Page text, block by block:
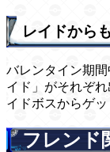
レイドから
バレンタイン期
イド」がそれぞ
イドボスからゲ
フレンド